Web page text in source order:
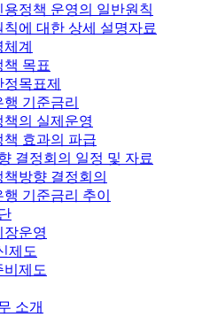
용정책 운영의 일반원칙
칙에 대한 상세 설명자료
계
책 목표
목표제
행 기준금리
책의 실제운영
책 효과의 파급
결정회의 일정 및 자료
책방향 결정회의
기준금리 추이
장운영
제도
비제도
소개